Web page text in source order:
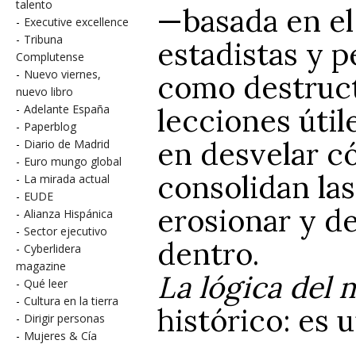
talento
- Executive excellence
- Tribuna
Complutense
- Nuevo viernes,
nuevo libro
- Adelante España
- Paperblog
- Diario de Madrid
- Euro mungo global
- La mirada actual
- EUDE
- Alianza Hispánica
- Sector ejecutivo
- Cyberlidera
magazine
- Qué leer
- Cultura en la tierra
- Dirigir personas
- Mujeres & Cía
—basada en
estadistas y
como
lecciones
en desvelar
consolidan
erosionar y
dentro.
La lógica del
histórico: es